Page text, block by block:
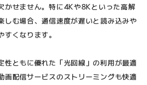
かせません。特に4Kや8Kといった高解
しむ場合、通信速度が遅いと読み込みや
くなります。
性ともに優れた「光回線」の利用が最適
画配信サービスのストリーミングも快適